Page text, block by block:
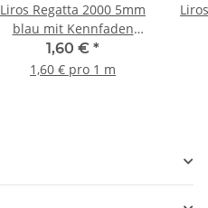
Liros Regatta 2000 5mm
blau mit Kennfaden
weiss
1,60 € *
1,60 € pro 1 m